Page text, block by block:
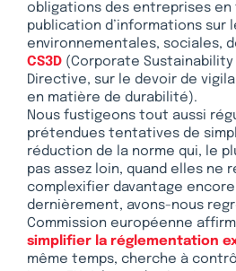
obligations des entreprises en
publication d’informations sur
environnementales, sociales,
CS3D (Corporate Sustainability
Directive, sur le devoir de
en matière de durabilité).
Nous fustigeons tout aussi
prétendues tentatives de
réduction de la norme qui, le
pas assez loin, quand elles ne
complexifier davantage
dernièrement, avons-nous
Commission européenne
simplifier la réglementation
même temps, cherche à